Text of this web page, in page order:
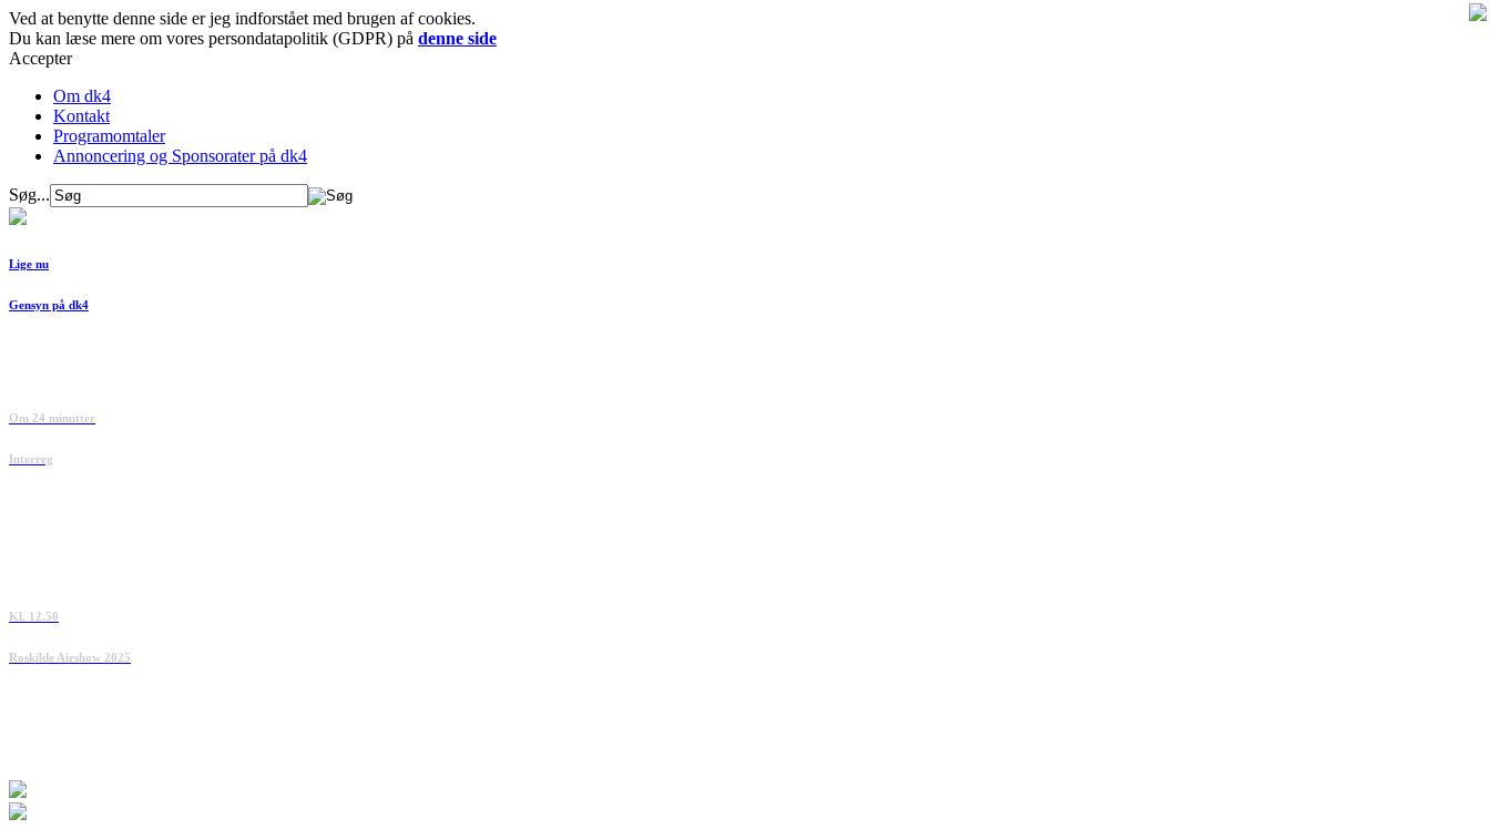
Ved at benytte denne side er jeg indforstået med brugen af cookies.
Du kan læse mere om vores persondatapolitik (GDPR) på denne side
Accepter
Om dk4
Kontakt
Programomtaler
Annoncering og Sponsorater på dk4
Søg...
Lige nu
Gensyn på dk4
Om 24 minutter
Interreg
Kl. 12.50
Roskilde Airshow 2025